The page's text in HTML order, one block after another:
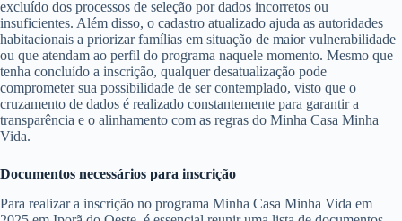
excluído dos processos de seleção por dados incorretos ou
insuficientes. Além disso, o cadastro atualizado ajuda as autoridades
habitacionais a priorizar famílias em situação de maior vulnerabilidade
ou que atendam ao perfil do programa naquele momento. Mesmo que
tenha concluído a inscrição, qualquer desatualização pode
comprometer sua possibilidade de ser contemplado, visto que o
cruzamento de dados é realizado constantemente para garantir a
transparência e o alinhamento com as regras do Minha Casa Minha
Vida.
Documentos necessários para inscrição
Para realizar a inscrição no programa Minha Casa Minha Vida em